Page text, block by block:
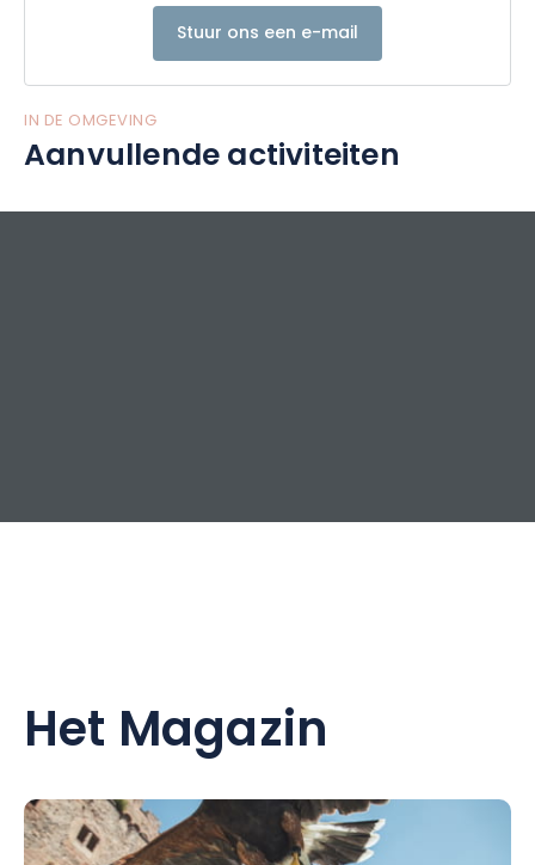
Stuur ons een e-mail
IN DE OMGEVING
Aanvullende activiteiten
Het Magazin